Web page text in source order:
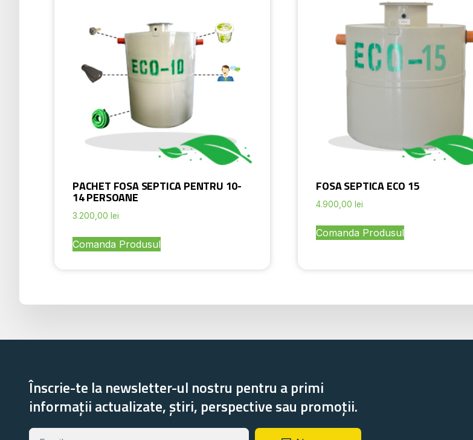
PACHET FOSA SEPTICA PENTRU 10-
14 PERSOANE
3.200,00 lei
Comanda Produsul
FOSA SEPTICA ECO 15
4.900,00 lei
Comanda Produsul
Înscrie-te la newsletter-ul nostru pentru a primi
informații actualizate, știri, perspective sau promoții.